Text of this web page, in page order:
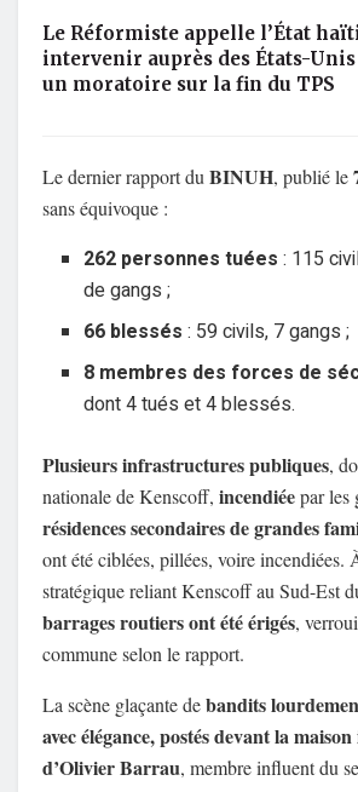
Le Réformiste appelle l’État
intervenir auprès des États-
un moratoire sur la fin du TPS
Le dernier rapport du BINUH, publié le
sans équivoque :
262 personnes tuées : 115
de gangs ;
66 blessés : 59 civils, 7 gangs ;
8 membres des forces de
dont 4 tués et 4 blessés.
Plusieurs infrastructures publiques,
nationale de Kenscoff, incendiéepar les
résidences secondaires de grandes
ont été ciblées, pillées, voire incendiées.
stratégique reliant Kenscoff au Sud-Est
barrages routiers ont été érigés,
commune selon le rapport.
La scène glaçante debandits
avec élégance, postés devant la
d’Olivier Barrau, membre influent du